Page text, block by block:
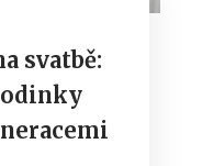
svatbě: